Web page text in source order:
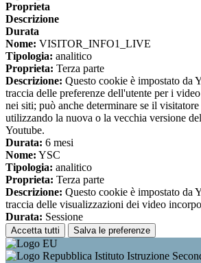
Proprieta
Descrizione
Durata
Nome: VISITOR_INFO1_LIVE
Tipologia: analitico
Proprieta: Terza parte
Descrizione: Questo cookie è impostato da
traccia delle preferenze dell'utente per i
nei siti; può anche determinare se il
utilizzando la nuova o la vecchia versione
Youtube.
Durata: 6 mesi
Nome: YSC
Tipologia: analitico
Proprieta: Terza parte
Descrizione: Questo cookie è impostato da
traccia delle visualizzazioni dei video
Durata: Sessione
Accetta tutti Salva le preferenze
Istituto Istruzione